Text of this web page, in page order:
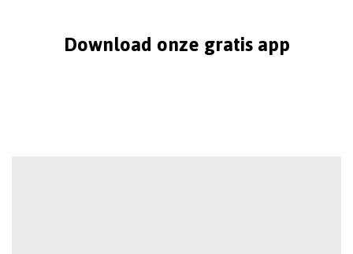
Download onze gratis app